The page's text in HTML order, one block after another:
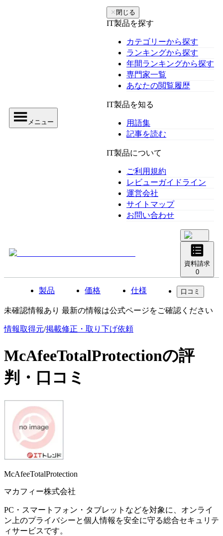
メニュー
✕ 閉じる
IT製品を探す
カテゴリーから探す
ランキングから探す
年間ランキングから探す
専門家一覧
あなたの閲覧履歴
IT製品を知る
用語集
記事を読む
IT製品について
ご利用規約
レビューガイドライン
運営会社
サイトマップ
お問い合わせ
資料請求
0
製品 価格 仕様 口コミ
未確認情報あり 最新の情報は公式ページをご確認ください
情報取得元/掲載修正・取り下げ依頼
McAfeeTotalProtectionの評
判・口コミ
McAfeeTotalProtection
マカフィー株式会社
PC・スマートフォン・タブレットなどを対象に、オンライ
ン上のプライバシーと個人情報を安全に守る総合セキュリテ
ィサービスです。